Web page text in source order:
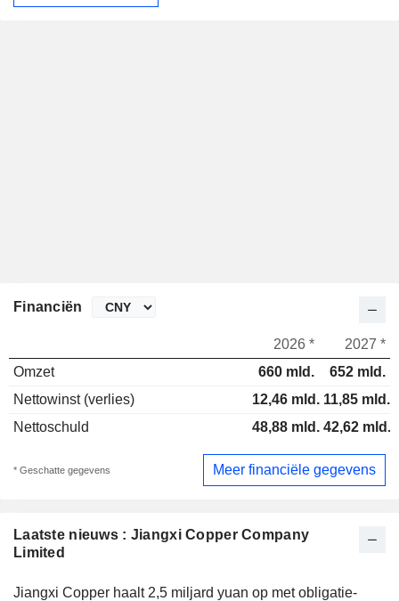
Laatste nieuws : Jiangxi Copper Company
Limited
Jiangxi Copper haalt 2,5 miljard yuan op met obligatie-
Financiën
2026 *
2027 *
Omzet
660 mld.
652 mld.
Nettowinst (verlies)
12,46 mld. 11,85 mld.
Nettoschuld
48,88 mld. 42,62 mld.
* Geschatte gegevens Meer financiële gegevens